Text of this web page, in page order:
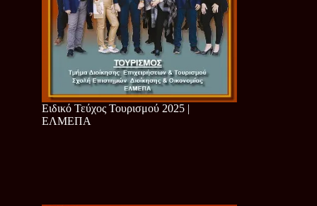
Ειδικό Τεύχος Τουρισμού 2025 |
ΕΛΜΕΠΑ